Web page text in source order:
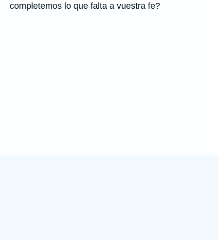
completemos lo que falta a vuestra fe?